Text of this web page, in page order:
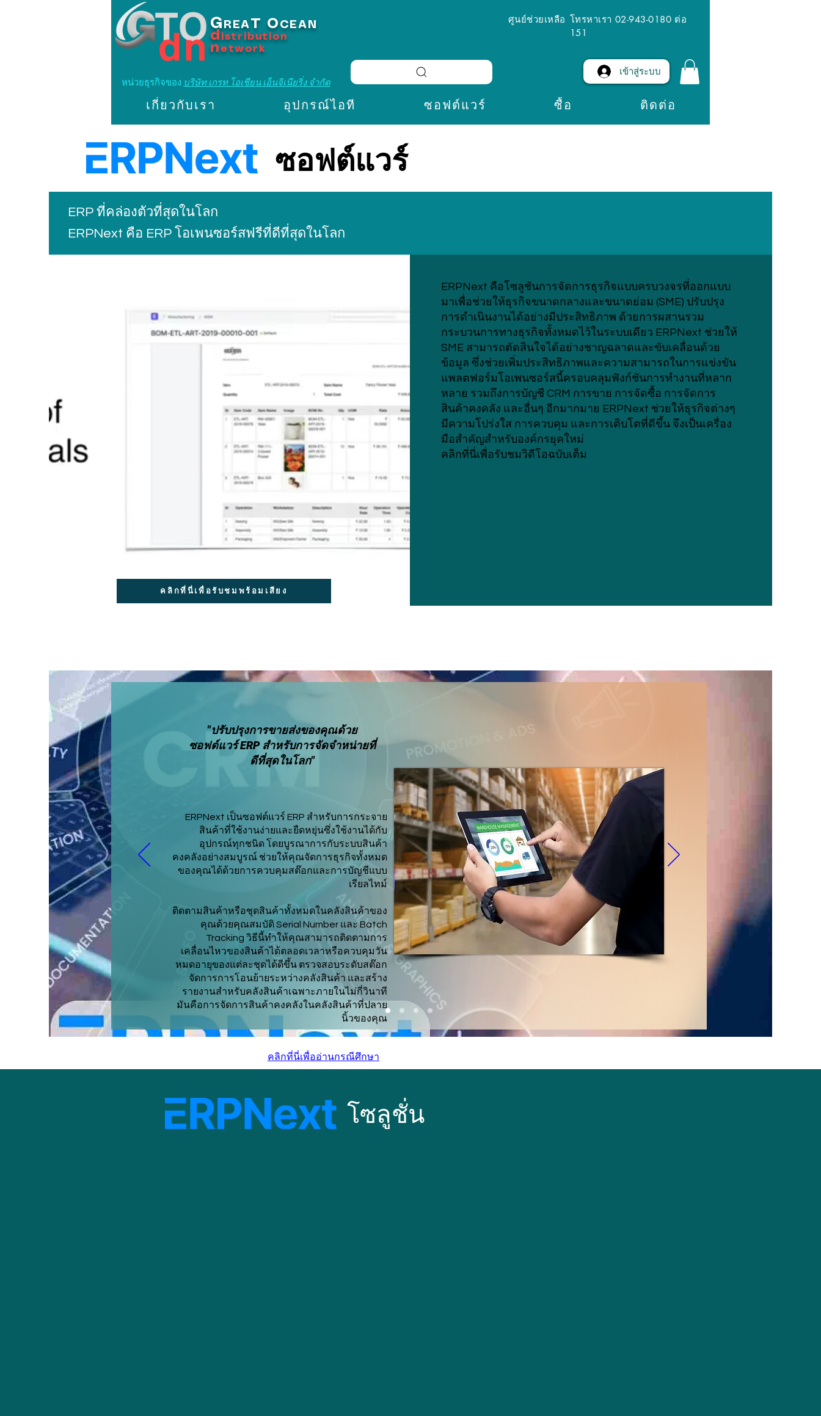
G REA T O CEAN
d istribution
n etwork
หน่วยธุรกิจของ บริษัท เกรท โอเชียน เอ็นจิเนียริ่ง จำกัด
ศูนย์ช่วยเหลือ โทรหาเรา 02-943-0180 ต่อ
151
เข้าสู่ระบบ
เกี่ยวกับเรา อุปกรณ์ไอที ซอฟต์แวร์ ซื้อ ติดต่อ
ซอฟต์แวร์
ERP ที่คล่องตัวที่สุดในโลก
ERPNext คือ ERP โอเพนซอร์สฟรีที่ดีที่สุดในโลก
คลิกที่นี่เพื่อรับชมพร้อมเสียง
ERPNext คือโซลูชันการจัดการธุรกิจแบบครบวงจรที่ออกแบบ
มาเพื่อช่วยให้ธุรกิจขนาดกลางและขนาดย่อม (SME) ปรับปรุง
การดำเนินงานได้อย่างมีประสิทธิภาพ ด้วยการผสานรวม
กระบวนการทางธุรกิจทั้งหมดไว้ในระบบเดียว ERPNext ช่วยให้
SME สามารถตัดสินใจได้อย่างชาญฉลาดและขับเคลื่อนด้วย
ข้อมูล ซึ่งช่วยเพิ่มประสิทธิภาพและความสามารถในการแข่งขัน
แพลตฟอร์มโอเพนซอร์สนี้ครอบคลุมฟังก์ชันการทำงานที่หลาก
หลาย รวมถึงการบัญชี CRM การขาย การจัดซื้อ การจัดการ
สินค้าคงคลัง และอื่นๆ อีกมากมาย ERPNext ช่วยให้ธุรกิจต่างๆ
มีความโปร่งใส การควบคุม และการเติบโตที่ดีขึ้น จึงเป็นเครื่อง
มือสำคัญสำหรับองค์กรยุคใหม่
คลิกที่นี่เพื่อรับชมวิดีโอฉบับเต็ม
"ปรับปรุงการขายส่งของคุณด้วย
ซอฟต์แวร์ ERP สำหรับการจัดจำหน่ายที่
ดีที่สุดในโลก"
ERPNext เป็นซอฟต์แวร์ ERP สำหรับการกระจาย
สินค้าที่ใช้งานง่ายและยืดหยุ่นซึ่งใช้งานได้กับ
อุปกรณ์ทุกชนิด โดยบูรณาการกับระบบสินค้า
คงคลังอย่างสมบูรณ์ ช่วยให้คุณจัดการธุรกิจทั้งหมด
ของคุณได้ด้วยการควบคุมสต๊อกและการบัญชีแบบ
เรียลไทม์
ติดตามสินค้าหรือชุดสินค้าทั้งหมดในคลังสินค้าของ
คุณด้วยคุณสมบัติ Serial Number และ Batch
Tracking วิธีนี้ทำให้คุณสามารถติดตามการ
เคลื่อนไหวของสินค้าได้ตลอดเวลาหรือควบคุมวัน
หมดอายุของแต่ละชุดได้ดีขึ้น ตรวจสอบระดับสต๊อก
จัดการการโอนย้ายระหว่างคลังสินค้า และสร้าง
รายงานสำหรับคลังสินค้าเฉพาะภายในไม่กี่วินาที
มันคือการจัดการสินค้าคงคลังในคลังสินค้าที่ปลาย
นิ้วของคุณ
คลิกที่นี่เพื่ออ่านกรณีศึกษา
โซลูชั่น